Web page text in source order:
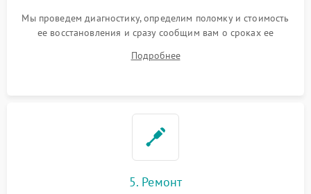
Мы проведем диагностику, определим поломку и стоимость
ее восстановления и сразу сообщим вам о сроках ее
Подробнее
5. Ремонт